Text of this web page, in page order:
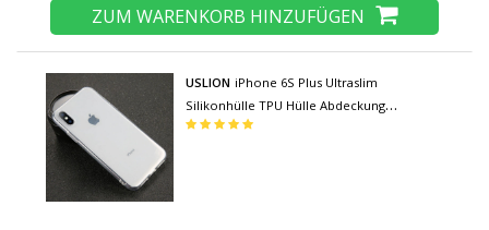
ZUM WARENKORB HINZUFÜGEN
USLION iPhone 6S Plus Ultraslim
Silikonhülle TPU Hülle Abdeckung
Transparent